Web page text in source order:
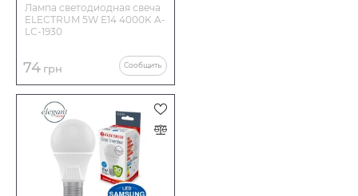
Лампа светодиодная свеча
ELECTRUM 5W E14 4000K A-
LC-1930
74 грн Сообщить